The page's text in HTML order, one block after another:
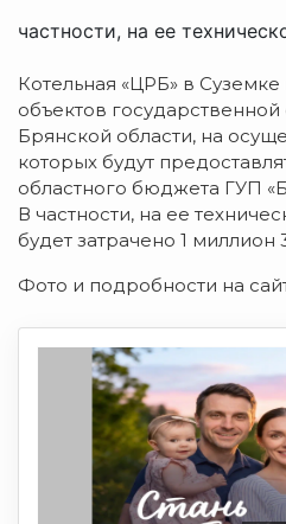
частности, на ее
Котельная «ЦРБ» в
объектов государственной
Брянской области, на
которых будут
областного бюджета ГУП
В частности, на ее
будет затрачено 1 миллион
Фото и подробности на